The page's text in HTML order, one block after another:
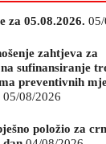
za 05.08.2026.
zahtjeva za
sufinansiranje
preventivnih
05/08/2026
položio za